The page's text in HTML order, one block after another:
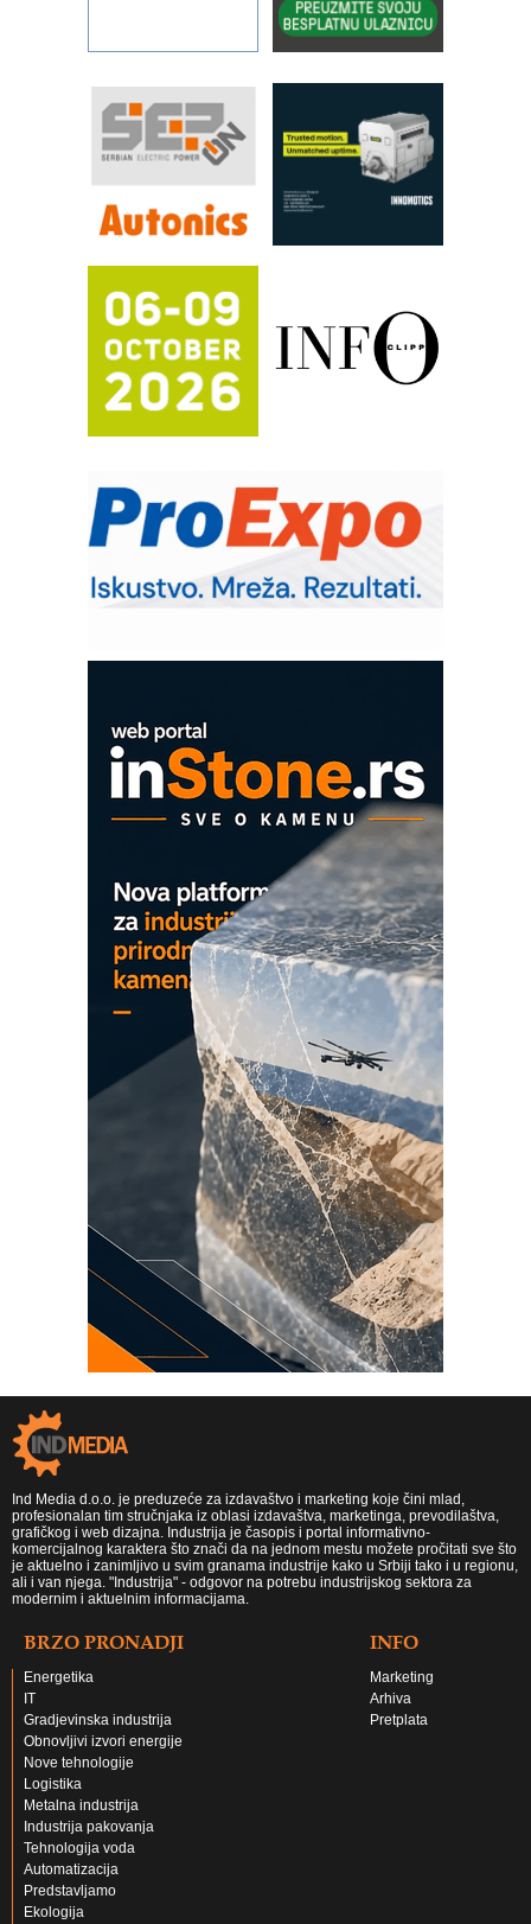
povećavaju pouzdanost hidrauličkih
pouzdanost u transferu fluida
Filtration Group Industrial – Napredna
rešenja za filtraciju u hidrauličkim i
procesnim sistemima
RILINEX kompanije Rittal
FANUC: Najbolje za vašu pametnu
Efikasno upravljanje energijom
Automatizacija pakovanja · Display
(Shelf-Ready) omotnice
Potpuna efikasnost bez složenih
sistema
Trajna oznaka kao dugoročna korist
IB BLUMENAUER - više od 40 godina
poverenja u industriji
RMQ-TITAN ADVANCED INDICATOR
– Pametna signalizacija za efikasnije
upravljanje mašinama
era CNC merenja
Proizvodnja iC7 Hybrid 1500 VDC
mrežnog pretvarača sa tečnim
hlađenjem
COMBYPACK
EVOKS Maintenance Management
Ind Media d.o.o. je preduzeće za izdavaštvo i marketing koje čini mlad,
profesionalan tim stručnjaka iz oblasi izdavaštva, marketinga, prevodilaštva,
grafičkog i web dizajna. Industrija je časopis i portal informativno-
komercijalnog karaktera što znači da na jednom mestu možete pročitati sve što
je aktuelno i zanimljivo u svim granama industrije kako u Srbiji tako i u regionu,
ali i van njega. "Industrija" - odgovor na potrebu industrijskog sektora za
modernim i aktuelnim informacijama.
BRZO PRONADJI
Energetika
IT
Gradjevinska industrija
Obnovljivi izvori energije
Nove tehnologije
Logistika
Metalna industrija
Industrija pakovanja
Tehnologija voda
Automatizacija
Predstavljamo
Ekologija
INFO
Marketing
Arhiva
Pretplata